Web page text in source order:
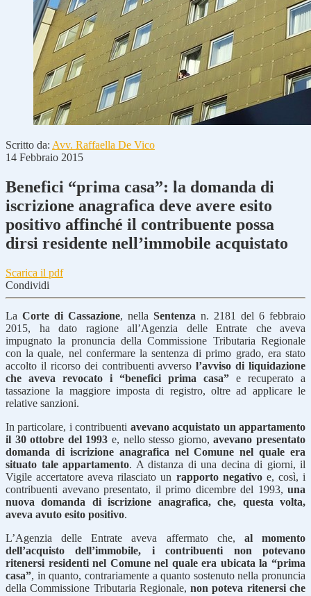
Scritto da: Avv. Raffaella De Vico
14 Febbraio 2015
Benefici “prima casa”: la domanda di
iscrizione anagrafica deve avere esito
positivo affinché il contribuente possa
dirsi residente nell’immobile acquistato
Scarica il pdf
Condividi
La Corte di Cassazione, nella Sentenza n. 2181 del 6 febbraio
2015, ha dato ragione all’Agenzia delle Entrate che aveva
impugnato la pronuncia della Commissione Tributaria Regionale
con la quale, nel confermare la sentenza di primo grado, era stato
accolto il ricorso dei contribuenti avversol’avviso di liquidazione
che aveva revocato i “benefici prima casa” e recuperato a
tassazione la maggiore imposta di registro, oltre ad applicare le
relative sanzioni.
In particolare, i contribuenti avevano acquistato un appartamento
il 30 ottobre del 1993 e, nello stesso giorno,avevano presentato
domanda di iscrizione anagrafica nel Comune nel quale era
situato tale appartamento. A distanza di una decina di giorni, il
Vigile accertatore aveva rilasciato un rapporto negativoe, così, i
contribuenti avevano presentato, il primo dicembre del 1993, una
nuova domanda di iscrizione anagrafica, che, questa volta,
aveva avuto esito positivo.
L’Agenzia delle Entrate aveva affermato che, al momento
dell’acquisto dell’immobile, i contribuenti non potevano
ritenersi residenti nel Comune nel quale era ubicata la “prima
casa”, in quanto, contrariamente a quanto sostenuto nella pronuncia
della Commissione Tributaria Regionale,non poteva ritenersi che